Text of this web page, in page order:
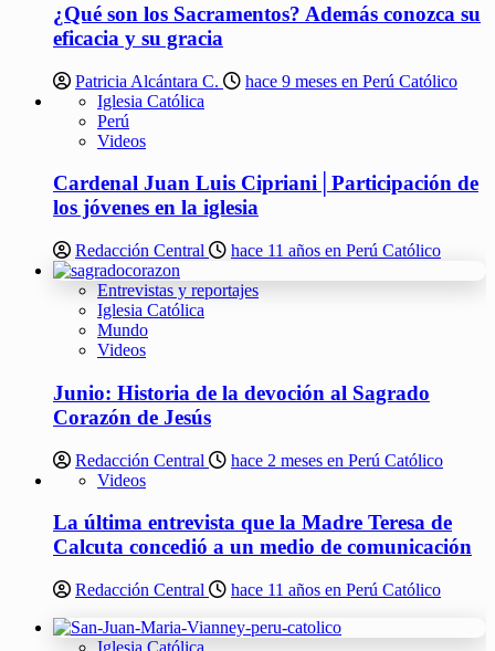
¿Qué son los Sacramentos? Además conozca su
eficacia y su gracia
Patricia Alcántara C.
hace 9 meses en Perú Católico
Iglesia Católica
Perú
Videos
Cardenal Juan Luis Cipriani│Participación de
los jóvenes en la iglesia
Redacción Central hace 11 años en Perú Católico
Entrevistas y reportajes
Iglesia Católica
Mundo
Videos
Junio: Historia de la devoción al Sagrado
Corazón de Jesús
Redacción Central
hace 2 meses en Perú Católico
Videos
La última entrevista que la Madre Teresa de
Calcuta concedió a un medio de comunicación
Redacción Central hace 11 años en Perú Católico
Iglesia Católica